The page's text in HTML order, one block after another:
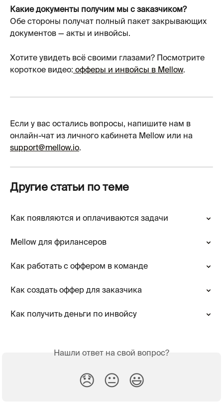
Какие документы получим мы с заказчиком?
Обе стороны получат полный пакет закрывающих
документов — акты и инвойсы.
Хотите увидеть всё своими глазами? Посмотрите
короткое видео: офферы и инвойсы в Mellow.
Если у вас остались вопросы, напишите нам в
онлайн-чат из личного кабинета Mellow или на
support@mellow.io.
Другие статьи по теме
Как появляются и оплачиваются задачи
Mellow для фрилансеров
Как работать с оффером в команде
Как создать оффер для заказчика
Как получить деньги по инвойсу
Нашли ответ на свой вопрос?
😞 😐 😃